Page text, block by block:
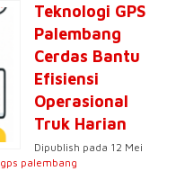
Teknologi GPS
Palembang
Cerdas Bantu
Efisiensi
Operasional
Truk Harian
Dipublish pada 12 Mei
gps palembang